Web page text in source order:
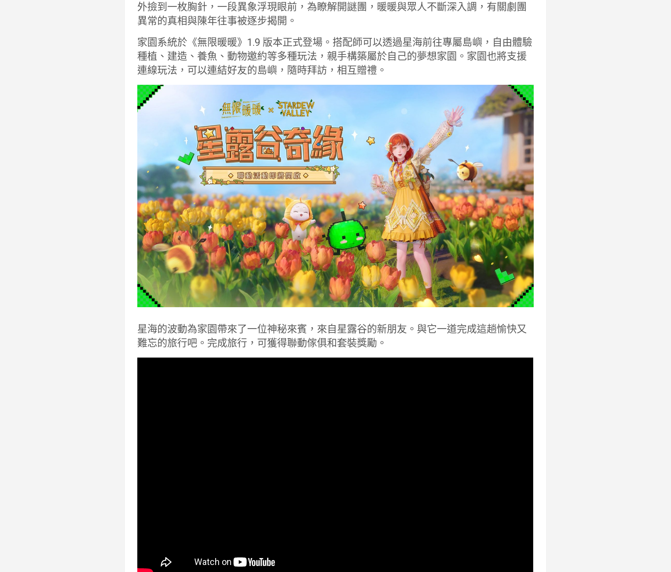
外撿到一枚胸針，一段異象浮現眼前，為瞭解開謎團，暖暖與眾人不斷深入調，有關劇團
異常的真相與陳年往事被逐步揭開。
家園系統於《無限暖暖》1.9 版本正式登場。搭配師可以透過星海前往專屬島嶼，自由體驗
種植、建造、養魚、動物邀約等多種玩法，親手構築屬於自己的夢想家園。家園也將支援
連線玩法，可以連結好友的島嶼，隨時拜訪，相互贈禮。
星海的波動為家園帶來了一位神秘來賓，來自星露谷的新朋友。與它一道完成這趟愉快又
難忘的旅行吧。完成旅行，可獲得聯動傢俱和套裝獎勵。